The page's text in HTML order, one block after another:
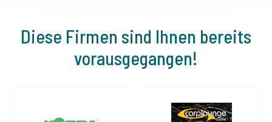
Diese Firmen sind Ihnen bereits
vorausgegangen!